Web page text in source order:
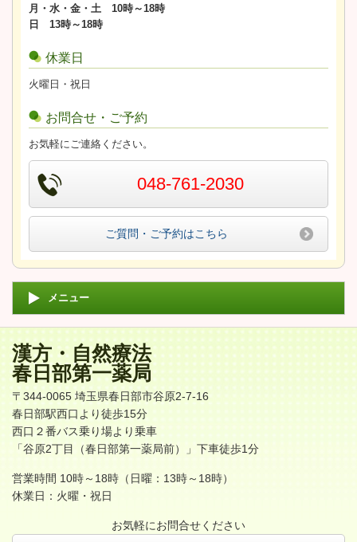
月・水・金・土 10時～18時
日 13時～18時
休業日
火曜日・祝日
お問合せ・ご予約
お気軽にご連絡ください。
048-761-2030
ご質問・ご予約はこちら
メニュー
漢方・自然療法
春日部第一薬局
〒344-0065 埼玉県春日部市谷原2-7-16
春日部駅西口より徒歩15分
西口２番バス乗り場より乗車
「谷原2丁目（春日部第一薬局前）」下車徒歩1分
営業時間 10時～18時（日曜：13時～18時）
休業日：火曜・祝日
お気軽にお問合せください